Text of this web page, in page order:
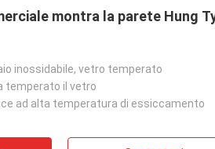
montra la parete Hung
inossidabile, vetro temperato
temperato il vetro
ad alta temperatura di essiccamento